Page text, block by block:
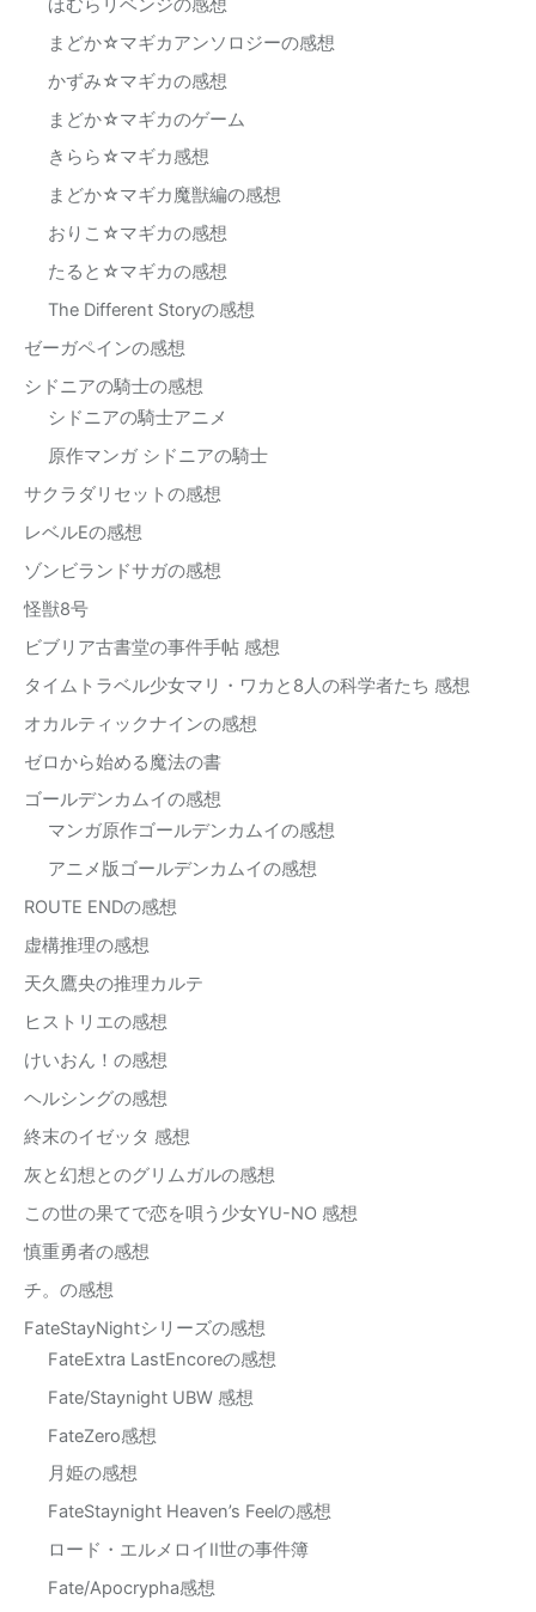
ほむらリベンジの感想
まどか☆マギカアンソロジーの感想
かずみ☆マギカの感想
まどか☆マギカのゲーム
きらら☆マギカ感想
まどか☆マギカ魔獣編の感想
おりこ☆マギカの感想
たると☆マギカの感想
The Different Storyの感想
ゼーガペインの感想
シドニアの騎士の感想
シドニアの騎士アニメ
原作マンガ シドニアの騎士
サクラダリセットの感想
レベルEの感想
ゾンビランドサガの感想
怪獣8号
ビブリア古書堂の事件手帖 感想
タイムトラベル少女マリ・ワカと8人の科学者たち 感想
オカルティックナインの感想
ゼロから始める魔法の書
ゴールデンカムイの感想
マンガ原作ゴールデンカムイの感想
アニメ版ゴールデンカムイの感想
ROUTE ENDの感想
虚構推理の感想
天久鷹央の推理カルテ
ヒストリエの感想
けいおん！の感想
ヘルシングの感想
終末のイゼッタ 感想
灰と幻想とのグリムガルの感想
この世の果てで恋を唄う少女YU-NO 感想
慎重勇者の感想
チ。の感想
FateStayNightシリーズの感想
FateExtra LastEncoreの感想
Fate/Staynight UBW 感想
FateZero感想
月姫の感想
FateStaynight Heaven’s Feelの感想
ロード・エルメロイII世の事件簿
Fate/Apocrypha感想